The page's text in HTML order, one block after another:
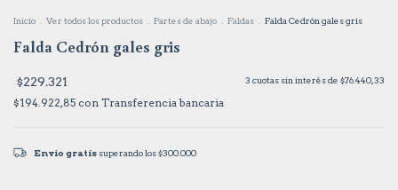
Inicio . Ver todos los productos . Partes de abajo . Faldas . Falda Cedrón gales gris
Falda Cedrón gales gris
$229.321 3 cuotas sin interés de $76.440,33
$194.922,85 con Transferencia bancaria
Envío gratissuperando los$300.000